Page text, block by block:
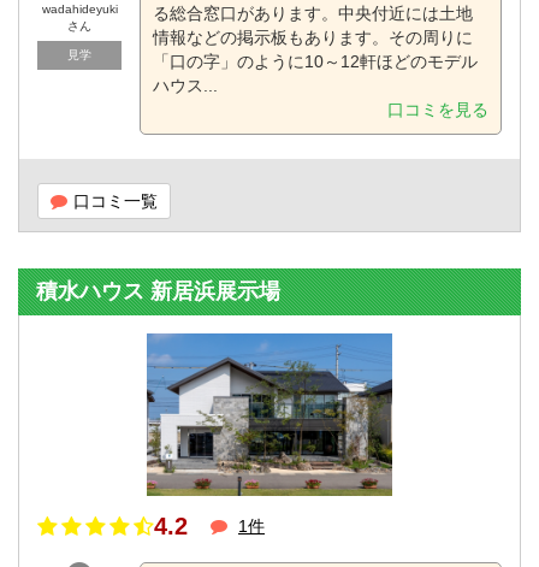
wadahideyuki
さん
見学
る総合窓口があります。中央付近には土地
情報などの掲示板もあります。その周りに
「口の字」のように10～12軒ほどのモデル
ハウス...
口コミを見る
口コミ一覧
積水ハウス 新居浜展示場
4.2 1件